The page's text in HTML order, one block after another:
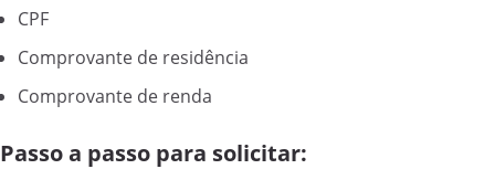
CPF
Comprovante de residência
Comprovante de renda
Passo a passo para solicitar: